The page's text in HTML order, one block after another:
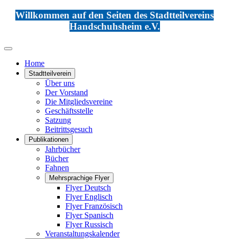
Willkommen auf den Seiten des Stadtteilvereins
Handschuhsheim e.V.
Home
Stadtteilverein
Über uns
Der Vorstand
Die Mitgliedsvereine
Geschäftsstelle
Satzung
Beitrittsgesuch
Publikationen
Jahrbücher
Bücher
Fahnen
Mehrsprachige Flyer
Flyer Deutsch
Flyer Englisch
Flyer Französisch
Flyer Spanisch
Flyer Russisch
Veranstaltungskalender